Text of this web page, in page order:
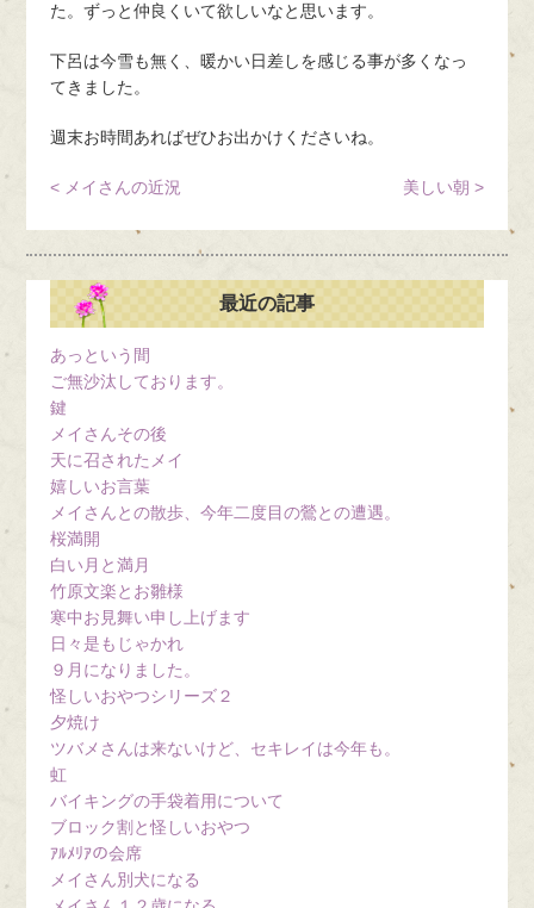
た。ずっと仲良くいて欲しいなと思います。
下呂は今雪も無く、暖かい日差しを感じる事が多くなっ
てきました。
週末お時間あればぜひお出かけくださいね。
< メイさんの近況 美しい朝 >
最近の記事
あっという間
ご無沙汰しております。
鍵
メイさんその後
天に召されたメイ
嬉しいお言葉
メイさんとの散歩、今年二度目の鶯との遭遇。
桜満開
白い月と満月
竹原文楽とお雛様
寒中お見舞い申し上げます
日々是もじゃかれ
９月になりました。
怪しいおやつシリーズ２
夕焼け
ツバメさんは来ないけど、セキレイは今年も。
虹
バイキングの手袋着用について
ブロック割と怪しいおやつ
ｱﾙﾒﾘｱの会席
メイさん別犬になる